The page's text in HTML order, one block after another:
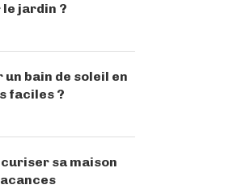
le jardin ?
bain de soleil en
faciles ?
sa maison